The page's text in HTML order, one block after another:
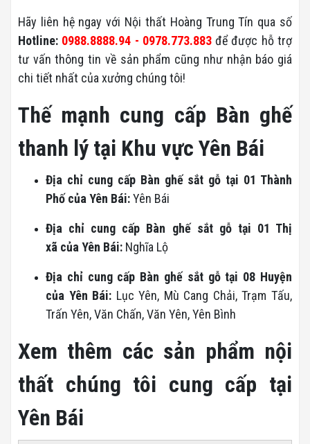
Hãy liên hệ ngay với Nội thất Hoàng Trung Tín qua số
Hotline: 0988.8888.94 - 0978.773.883để được hỗ trợ
tư vấn thông tin về sản phẩm cũng như nhận báo giá
chi tiết nhất của xưởng chúng tôi!
Thế mạnh cung cấp Bàn ghế
thanh lý tại Khu vực Yên Bái
Địa chỉ cung cấp Bàn ghế sắt gỗ tại 01 Thành
Phố của Yên Bái:Yên Bái
Địa chỉ cung cấp Bàn ghế sắt gỗ tại 01 Thị
xã của Yên Bái: Nghĩa Lộ
Địa chỉ cung cấp Bàn ghế sắt gỗ tại 08 Huyện
của Yên Bái: Lục Yên, Mù Cang Chải, Trạm Tấu,
Trấn Yên, Văn Chấn, Văn Yên, Yên Bình
Xem thêm các sản phẩm nội
thất chúng tôi cung cấp tại
Yên Bái